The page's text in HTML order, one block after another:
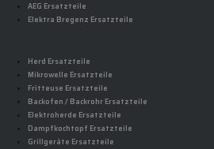
AEG Ersatzteile
Elektra Bregenz Ersatzteile
Herd Ersatzteile
Mikrowelle Ersatzteile
Fritteuse Ersatzteile
Backofen / Backrohr Ersatzteile
Elektroherde Ersatzteile
Dampfkochtopf Ersatzteile
Grillgeräte Ersatzteile